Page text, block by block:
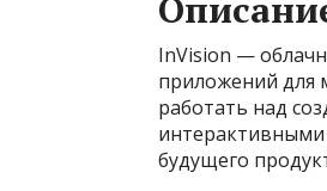
InVision —
приложений для
работать над
будущего